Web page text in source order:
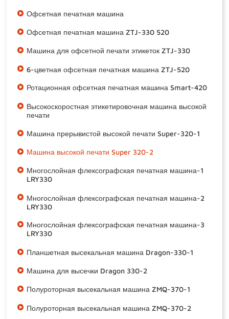
Офсетная печатная машина
Офсетная печатная машина ZTJ-330 520
Машина для офсетной печати этикеток ZTJ-330
6-цветная офсетная печатная машина ZTJ-520
Ротационная офсетная печатная машина Smart-420
Высокоскоростная этикетировочная машина высокой
печати
Машина прерывистой высокой печати Super-320-1
Машина высокой печати Super 320-2
Многослойная флексографская печатная машина-1
LRY330
Многослойная флексографская печатная машина-2
LRY330
Многослойная флексографская печатная машина-3
LRY330
Планшетная высекальная машина Dragon-330-1
Машина для высечки Dragon 330-2
Полуроторная высекальная машина ZMQ-370-1
Полуроторная высекальная машина ZMQ-370-2